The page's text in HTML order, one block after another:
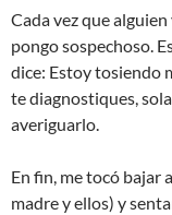
Cada vez que alguien
pongo sospechoso.
dice: Estoy tosiendo
te diagnostiques,
averiguarlo.
En fin, me tocó bajar
madre y ellos) y